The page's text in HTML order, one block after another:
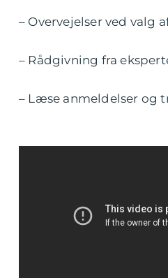
– Overvejelser ved valg
– Rådgivning fra
– Læse anmeldelser og